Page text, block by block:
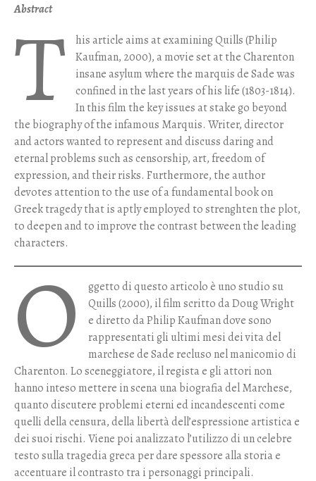
Abstract
t
his article aims at examining Quills (Philip
Kaufman, 2000), a movie set at the Charenton
insane asylum where the marquis de Sade was
confined in the last years of his life (1803-1814).
In this film the key issues at stake go beyond
the biography of the infamous Marquis. Writer, director
and actors wanted to represent and discuss daring and
eternal problems such as censorship, art, freedom of
expression, and their risks. Furthermore, the author
devotes attention to the use of a fundamental book on
Greek tragedy that is aptly employed to strenghten the plot,
to deepen and to improve the contrast between the leading
characters.
O
ggetto di questo articolo è uno studio su
Quills (2000), il film scritto da Doug Wright
e diretto da Philip Kaufman dove sono
rappresentati gli ultimi mesi dei vita del
marchese de Sade recluso nel manicomio di
Charenton. Lo sceneggiatore, il regista e gli attori non
hanno inteso mettere in scena una biografia del Marchese,
quanto discutere problemi eterni ed incandescenti come
quelli della censura, della libertà dell’espressione artistica e
dei suoi rischi. Viene poi analizzato l’utilizzo di un celebre
testo sulla tragedia greca per dare spessore alla storia e
accentuare il contrasto tra i personaggi principali.